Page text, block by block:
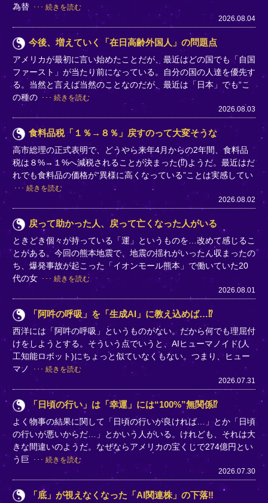
為替
続きを読む
2026.08.04
今後、増えていく「在日高齢外国人」の問題点
アメリカが最初に言い始めたことだが、最近はどの国でも「自国
ファースト」が当たり前になっている。自分の国の人達を優先す
る。当然と言えば当然のことなのだが、最近は「日本」でも“こ
の種の
続きを読む
2026.08.03
食料品税「１％→８％」戻すのって大変そうな
高市総理の正式表明で、どうやら来年4月からの2年間、食料品
税は８%→１%へ減税されることが決まった(⁉)ようだ。最近はだ
れでも食料品の価格が“異様に高くなっている”ことは実感してい
続きを読む
2026.08.02
戻って助かった人、戻って亡くなった人がいる
ときどき個々が持っている「運」というものを…改めて感じるこ
とがある。今回の熊本地震で、地震の揺れがいったん収まったの
ち、爆発事故が起こった「イオンモール熊本」で働いていた20
代の女
続きを読む
2026.08.01
「阿吽の呼吸」を「生成AI」に教え込めば…⁉
西洋には「阿吽の呼吸」というものがない。だから何でも理屈付
けをしようとする。そういう点でいうと、AIヒューマノイド(人
工知能ロボット)にちょっと似ていなくもない。つまり、ヒュー
マノ
続きを読む
2026.07.31
「日頃の行い」は「幸運」には“100%”無関係⁉
よく物事の結果に関して「日頃の行いが良ければ…」とか「日頃
の行いが悪いからだ…」とかいう人がいる。けれども、それは大
きな間違いのようだ。なぜならアメリカの宝くじで274億円とい
う巨
続きを読む
2026.07.30
「底」が視えなくなった「AI関連株」の下落‼